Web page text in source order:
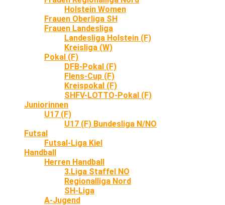
Holstein Women
Frauen Oberliga SH
Frauen Landesliga
Landesliga Holstein (F)
Kreisliga (W)
Pokal (F)
DFB-Pokal (F)
Flens-Cup (F)
Kreispokal (F)
SHFV-LOTTO-Pokal (F)
Juniorinnen
U17 (F)
U17 (F) Bundesliga N/NO
Futsal
Futsal-Liga Kiel
Handball
Herren Handball
3.Liga Staffel NO
Regionalliga Nord
SH-Liga
A-Jugend